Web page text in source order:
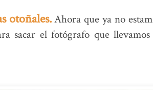
otoñales.Ahora que ya no
sacar el fotógrafo que